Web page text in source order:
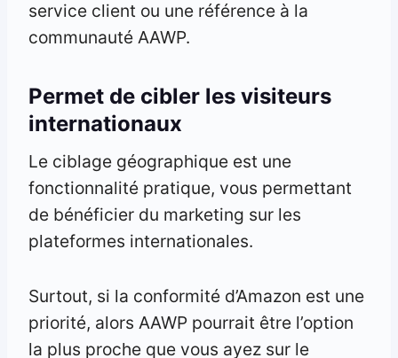
service client ou une référence à la
communauté AAWP.
Permet de cibler les visiteurs
internationaux
Le ciblage géographique est une
fonctionnalité pratique, vous permettant
de bénéficier du marketing sur les
plateformes internationales.
Surtout, si la conformité d’Amazon est une
priorité, alors AAWP pourrait être l’option
la plus proche que vous ayez sur le